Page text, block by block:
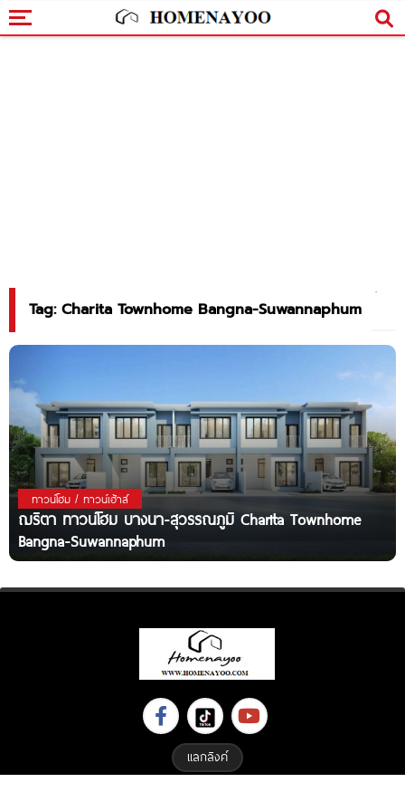
Tag: Charita Townhome Bangna-Suwannaphum
ทาวน์โฮม / ทาวน์เฮ้าส์
ฌริตา ทาวน์โฮม บางนา-สุวรรณภูมิ Charita Townhome
Bangna-Suwannaphum
แลกลิงค์